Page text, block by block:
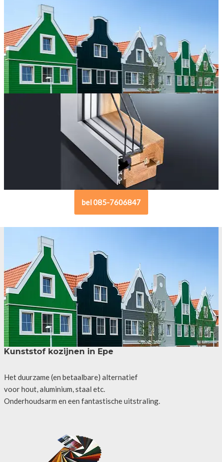
bel 085-7606847
Kunststof kozijnen in Epe
Het duurzame (en betaalbare) alternatief
voor hout, aluminium, staal etc.
Onderhoudsarm en een fantastische uitstraling.